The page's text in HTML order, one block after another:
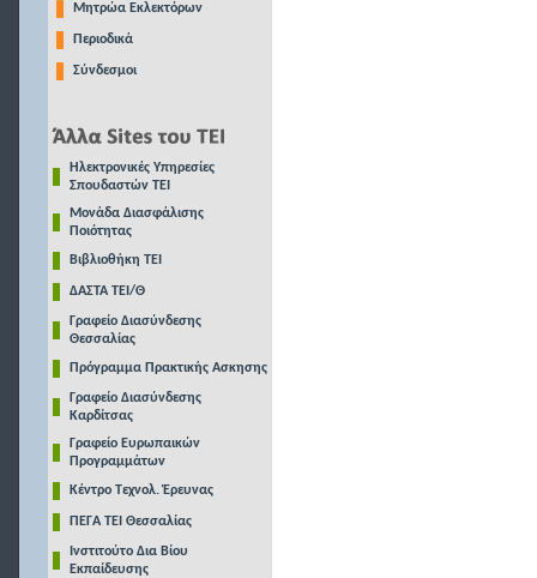
Μητρώα Εκλεκτόρων
Περιοδικά
Σύνδεσμοι
Ηλεκτρονικές Υπηρεσίες
Σπουδαστών ΤΕΙ
Μονάδα Διασφάλισης
Ποιότητας
Βιβλιοθήκη ΤΕΙ
ΔΑΣΤΑ ΤΕΙ/Θ
Γραφείο Διασύνδεσης
Θεσσαλίας
Πρόγραμμα Πρακτικής Ασκησης
Γραφείο Διασύνδεσης
Καρδίτσας
Γραφείο Ευρωπαικών
Προγραμμάτων
Κέντρο Τεχνολ. Έρευνας
ΠΕΓΑ ΤΕΙ Θεσσαλίας
Ινστιτούτο Δια Βίου
Εκπαίδευσης